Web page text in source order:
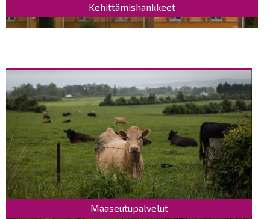
Kehittämishankkeet
Maaseutupalvelut